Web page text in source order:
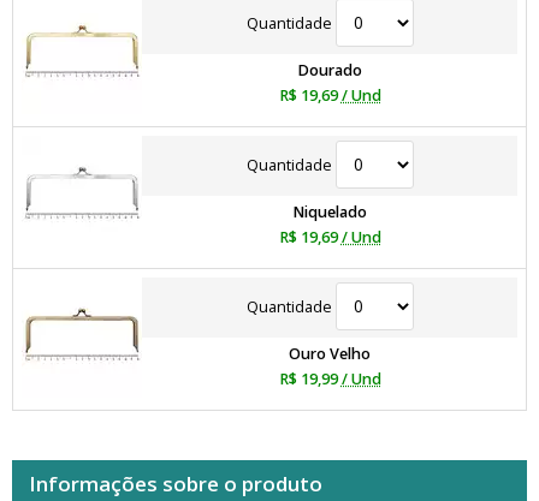
Quantidade
Dourado
R$ 19,69 / Und
Quantidade
Niquelado
R$ 19,69 / Und
Quantidade
Ouro Velho
R$ 19,99 / Und
Informações sobre o produto